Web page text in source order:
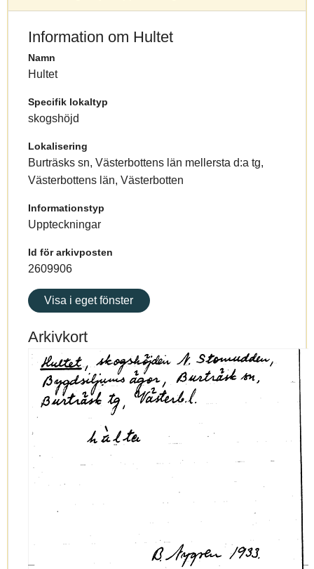
Information om Hultet
Namn
Hultet
Specifik lokaltyp
skogshöjd
Lokalisering
Burträsks sn, Västerbottens län mellersta d:a tg,
Västerbottens län, Västerbotten
Informationstyp
Uppteckningar
Id för arkivposten
2609906
Visa i eget fönster
Arkivkort